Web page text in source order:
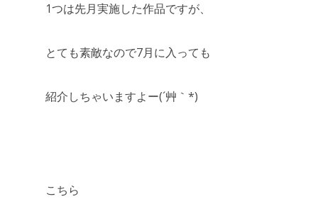
1つは先月実施した作品ですが、
とても素敵なので7月に入っても
紹介しちゃいますよー(´艸｀*)
こちら